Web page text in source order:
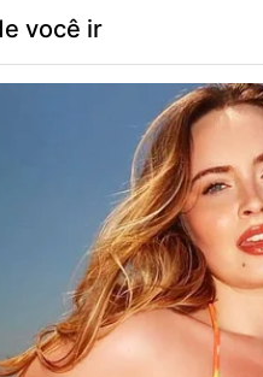
2º prêmio
POR DIA DA SEMANA
domingo
segunda